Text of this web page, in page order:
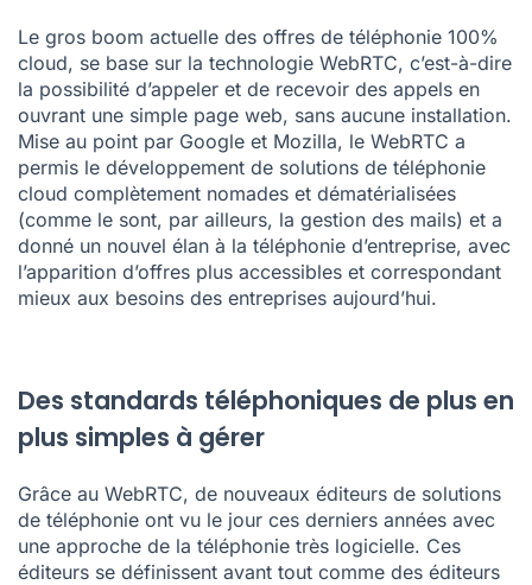
Le gros boom actuelle des offres de téléphonie 100%
cloud, se base sur la technologie WebRTC, c’est-à-dire
la possibilité d’appeler et de recevoir des appels en
ouvrant une simple page web, sans aucune installation.
Mise au point par Google et Mozilla, le WebRTC a
permis le développement de solutions de téléphonie
cloud complètement nomades et dématérialisées
(comme le sont, par ailleurs, la gestion des mails) et a
donné un nouvel élan à la téléphonie d’entreprise, avec
l’apparition d’offres plus accessibles et correspondant
mieux aux besoins des entreprises aujourd’hui.
Des standards téléphoniques de plus en
plus simples à gérer
Grâce au WebRTC, de nouveaux éditeurs de solutions
de téléphonie ont vu le jour ces derniers années avec
une approche de la téléphonie très logicielle. Ces
éditeurs se définissent avant tout comme des éditeurs